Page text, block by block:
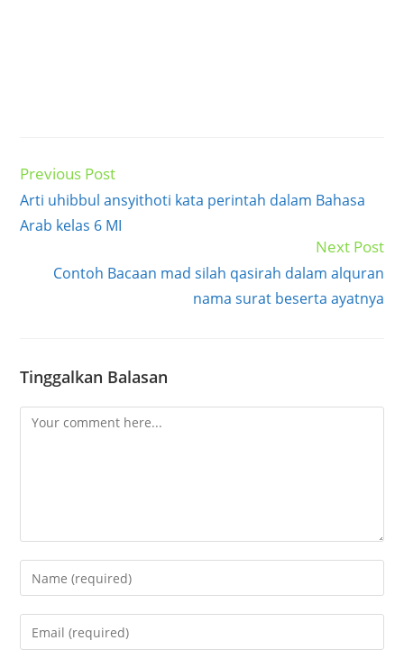
Read
articles
Previous Post
Arti uhibbul ansyithoti kata perintah dalam Bahasa
Arab kelas 6 MI
Next Post
Contoh Bacaan mad silah qasirah dalam alquran
nama surat beserta ayatnya
Tinggalkan Balasan
Comment
Enter
your
name
Enter
your